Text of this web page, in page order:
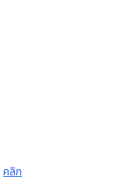
คลิก